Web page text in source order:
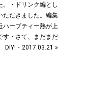
。・ドリンク編とし
ただきました。編集
ハーブティー熱が上
す︎・さて、まだまだ
DIY!・2017.03.21 »